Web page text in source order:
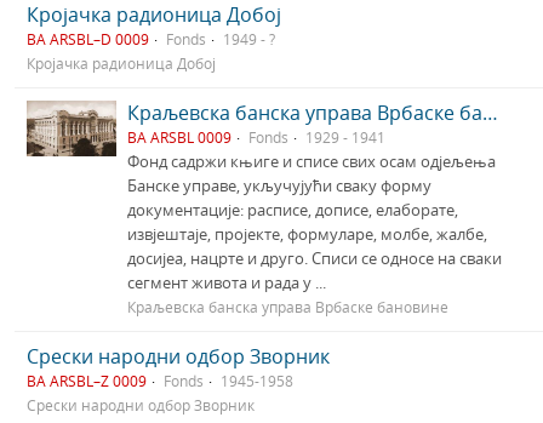
Кројачка радионица Добој
BA ARSBL–D 0009 Fonds
1949 - ?
Кројачка радионица Добој
Краљевска банска управа Врбаске бановине
BA ARSBL 0009 Fonds 1929 - 1941
Фонд садржи књиге и списе свих осам одјељења
Банске управе, укључујући сваку форму
документације: расписе, дописе, елаборате,
извјештаје, пројекте, формуларе, молбе, жалбе,
досијеа, нацрте и друго. Списи се односе на сваки
сегмент живота и рада у ...
Краљевска банска управа Врбаске бановине
Срески народни одбор Зворник
BA ARSBL–Z 0009 Fonds
1945-1958
Срески народни одбор Зворник